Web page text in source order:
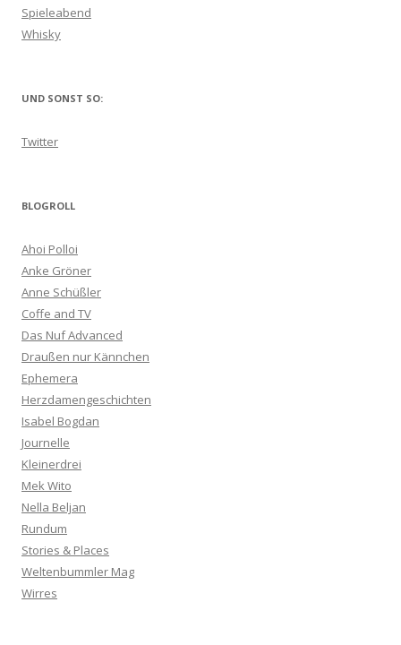
Spieleabend
Whisky
UND SONST SO:
Twitter
BLOGROLL
Ahoi Polloi
Anke Gröner
Anne Schüßler
Coffe and TV
Das Nuf Advanced
Draußen nur Kännchen
Ephemera
Herzdamengeschichten
Isabel Bogdan
Journelle
Kleinerdrei
Mek Wito
Nella Beljan
Rundum
Stories & Places
Weltenbummler Mag
Wirres